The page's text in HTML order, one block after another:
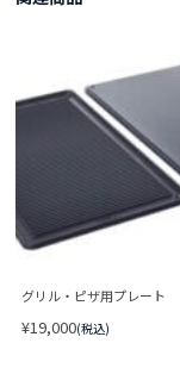
グリル・ピザ用プレート
¥19,000(税込)